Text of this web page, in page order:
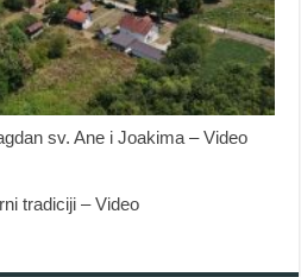
sv. Ane i Joakima – Video
tradiciji – Video